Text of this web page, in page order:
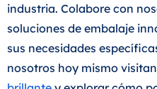
industria. Colabore con
soluciones de embalaje
sus necesidades
nosotros hoy mismo